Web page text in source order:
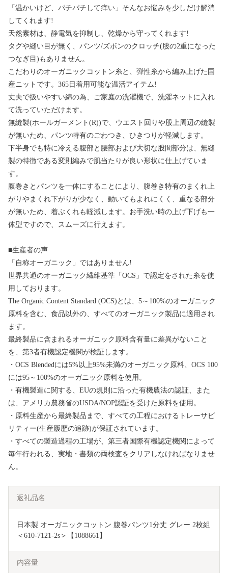
「温かいけど、パチパチして痒い」そんなお悩みを少しだけ解消
してくれます!
天然素材は、静電気を抑制し、乾燥から守ってくれます!
タグや縫い目が無く、パンツ/ズボンのクロッチ(股の2重になった
つなぎ目)もありません。
こだわりのオーガニックコットン糸と、弾性糸から編み上げた国
産ニットです。365日着用可能な温活アイテム!
丈夫で扱いやすい綿の為、ご家庭の洗濯機で、洗濯ネットに入れ
て洗っていただけます。
無縫製(ホールガーメント(R))で、ウエスト回りや股上周辺の縫製
が無いため、パンツ特有のごわつき、ひきつりが軽減します。
下半身でも特に冷える腹部と腰部および大切な股間部分は、無縫
製の特徴である変則編みで肌当たりが良い形状に仕上げていま
す。
腹巻きとパンツを一体にすることにより、腹巻き特有のまくれ上
がりやまくれ下がりが少なく、動いてもよれにくく、重なる部分
が無いため、着ぶくれも軽減します。お手洗い時の上げ下げも一
体型ですので、スムーズに行えます。
■生産者の声
「自称オーガニック」ではありません!
世界共通のオーガニック繊維基準「OCS」で認定をされた糸を使
用しております。
The Organic Content Standard (OCS)とは、5～100%のオーガニック
原料を含む、食品以外の、すべてのオーガニック製品に適用され
ます。
最終製品に含まれるオーガニック原料含有量に差異がないこと
を、第3者有機認定機関が検証します。
・OCS Blendedには5%以上95%未満のオーガニック原料、OCS 100
には95～100%のオーガニック原料を使用。
・有機製造に関する、EUの規則に沿った有機農法の認証、また
は、アメリカ農務省のUSDA/NOP認証を受けた原料を使用。
・原料生産から最終製品まで、すべての工程におけるトレーサビ
リティー(生産履歴の追跡)が保証されています。
・すべての製造過程の工場が、第三者国際有機認定機関によって
毎年行われる、実地・書類の両検査をクリアしなければなりませ
ん。
返礼品名
日本製 オーガニックコットン 腹巻パンツ1分丈 グレー 2枚組
＜610-7121-2s＞【1088661】
内容量